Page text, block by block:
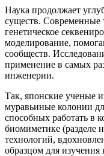
Наука продолжает
существ. Современные
генетическое
моделирование,
сообществ.
применение в самых
инженерии.
Так, японские ученые
муравьиные колонии
способных работать в
биомиметике (разделе
технологий,
образцом для изучения